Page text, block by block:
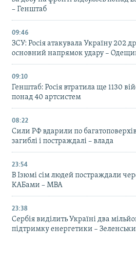
– Генштаб
09:46
ЗСУ: Росія атакувала Україну 202
основний напрямок удару –
09:10
Генштаб: Росія втратила ще 1130
понад 40 артсистем
08:22
Сили РФ вдарили по
загиблі і постраждалі – влада
23:54
В Ізюмі сім людей постраждали
КАБами – МВА
23:38
Сербія виділить Україні два
підтримку енергетики –